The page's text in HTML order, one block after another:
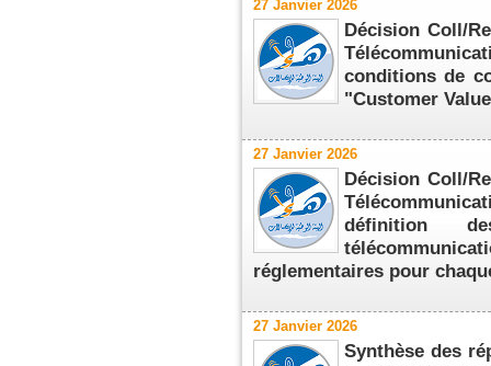
27 Janvier 2026
Décision Coll/
conditions de
"Customer
27 Janvier 2026
Décision Coll/
définition
réglementaires pour
27 Janvier 2026
Synthèse des